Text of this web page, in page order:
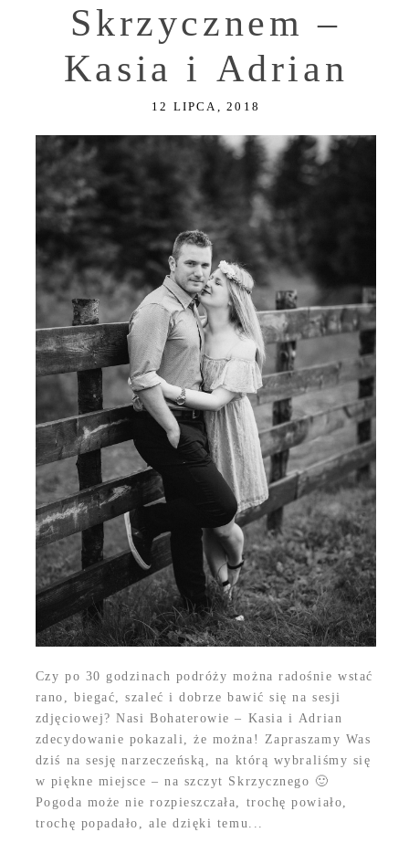
Skrzycznem –
Kasia i Adrian
12 LIPCA, 2018
Czy po 30 godzinach podróży można radośnie wstać
rano, biegać, szaleć i dobrze bawić się na sesji
zdjęciowej? Nasi Bohaterowie – Kasia i Adrian
zdecydowanie pokazali, że można! Zapraszamy Was
dziś na sesję narzeczeńską, na którą wybraliśmy się
w piękne miejsce – na szczyt Skrzycznego 🙂
Pogoda może nie rozpieszczała, trochę powiało,
trochę popadało, ale dzięki temu...